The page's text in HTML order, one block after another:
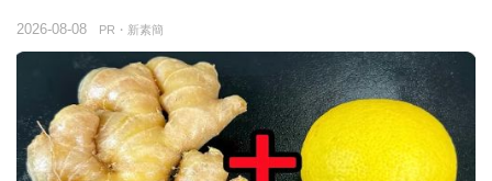
PR・新素簡
2026-08-08